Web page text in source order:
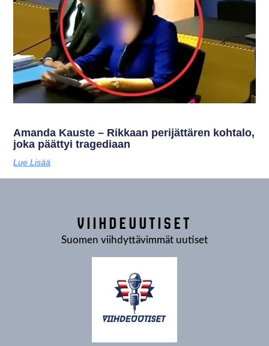
Amanda Kauste – Rikkaan perijättären kohtalo,
joka päättyi tragediaan
Lue Lisää
VIIHDEUUTISET
Suomen viihdyttävimmät uutiset